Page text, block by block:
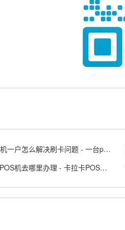
POS一机一户怎么解决刷卡问题 - 一台pos机可以两个人用吗
卡拉卡POS机去哪里办理 - 卡拉卡POS是什么意思